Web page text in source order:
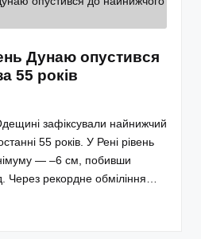
Дунаю опустився
55 років
зафіксували найнижчий
55 років. У Рені рівень
— –6 см, побивши
Через рекордне обміління…